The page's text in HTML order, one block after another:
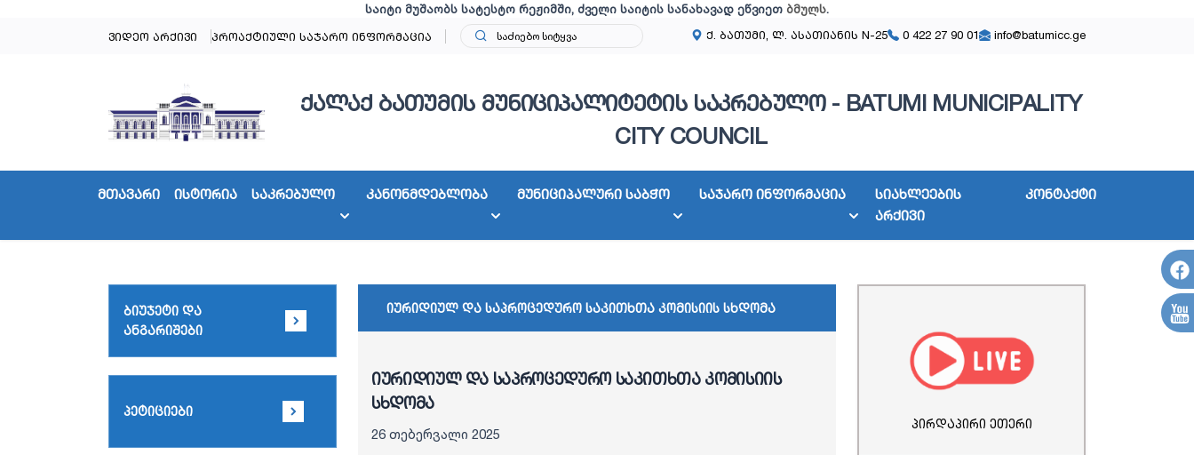
საიტი მუშაობს სატესტო რეჟიმში, ძველი საიტის სანახავად ეწვიეთ ბმულს.
ვიდეო არქივი
პროაქტიული საჯარო ინფორმაცია ქ. ბათუმი, ლ. ასათიანის N-25 0 422 27 90 01 info@batumicc.ge
ქალაქ ბათუმის მუნიციპალიტეტის საკრებულო - BATUMI MUNICIPALITY
CITY COUNCIL
მთავარი ისტორია საკრებულო კანონმდებლობა მუნიციპალური საბჭო საჯარო ინფორმაცია
სიახლეების
არქივი
კონტაქტი
ბიუჯეტი და
ანგარიშები
პეტიციები
იურიდიულ და საპროცედურო საკითხთა კომისიის სხდომა
იურიდიულ და საპროცედურო საკითხთა კომისიის
სხდომა
26 თებერვალი 2025
პირდაპირი ეთერი